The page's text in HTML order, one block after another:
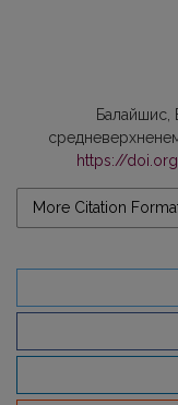
Балайшис,
https://
More Citation